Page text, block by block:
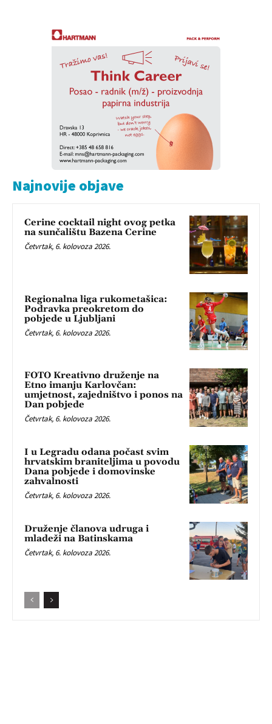
Najnovije objave
Cerine cocktail night ovog petka
na sunčalištu Bazena Cerine
Četvrtak, 6. kolovoza 2026.
Regionalna liga rukometašica:
Podravka preokretom do
pobjede u Ljubljani
Četvrtak, 6. kolovoza 2026.
FOTO Kreativno druženje na
Etno imanju Karlovčan:
umjetnost, zajedništvo i ponos na
Dan pobjede
Četvrtak, 6. kolovoza 2026.
I u Legradu odana počast svim
hrvatskim braniteljima u povodu
Dana pobjede i domovinske
zahvalnosti
Četvrtak, 6. kolovoza 2026.
Druženje članova udruga i
mladeži na Batinskama
Četvrtak, 6. kolovoza 2026.